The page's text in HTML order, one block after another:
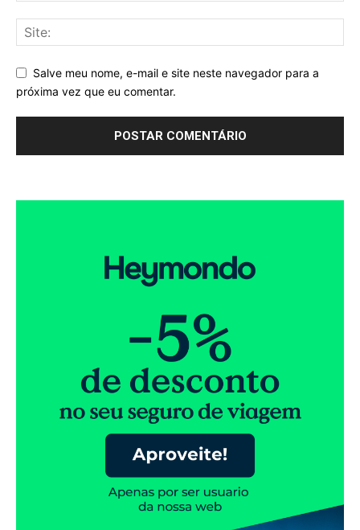
Salve meu nome, e-mail e site neste navegador para a
próxima vez que eu comentar.